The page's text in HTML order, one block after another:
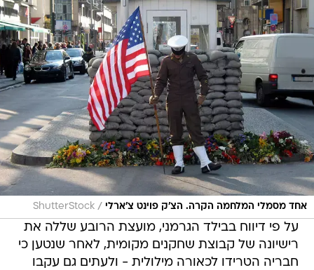
אחד מסמלי המלחמה הקרה. הצ'ק פוינט צ'ארלי /
ShutterStock
על פי דיווח בבילד הגרמני, מועצת הרובע שללה את
רישיונה של קבוצת שחקנים מקומית, לאחר שנטען כי
חבריה הטרידו לכאורה מילולית - ולעתים גם עקבו